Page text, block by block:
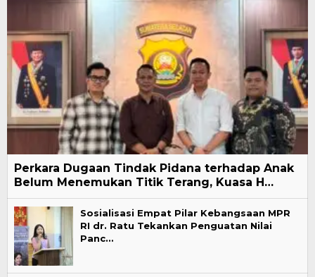
Perkara Dugaan Tindak Pidana terhadap Anak
Belum Menemukan Titik Terang, Kuasa H…
Sosialisasi Empat Pilar Kebangsaan MPR
RI dr. Ratu Tekankan Penguatan Nilai
Panc…